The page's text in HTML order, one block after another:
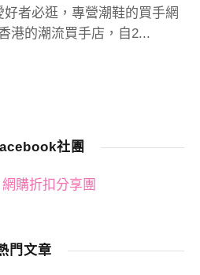
者必逛，專營潮鞋的買手網
港的潮流買手店，自2...
社團
網購折扣分享團
門文章